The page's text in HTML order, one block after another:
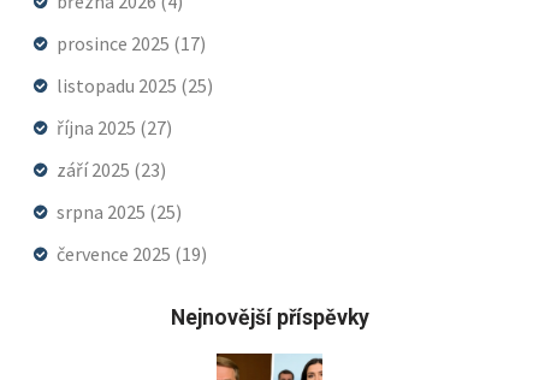
prosince 2025 (17)
listopadu 2025 (25)
října 2025 (27)
září 2025 (23)
srpna 2025 (25)
července 2025 (19)
Nejnovější příspěvky